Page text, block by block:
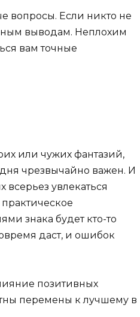
вопросы. Если никто не
выводам. Неплохим
вам точные
или чужих фантазий,
чрезвычайно важен. И
увлекаться
знака будет кто-то
даст, и ошибок
позитивных
перемены к лучшему в